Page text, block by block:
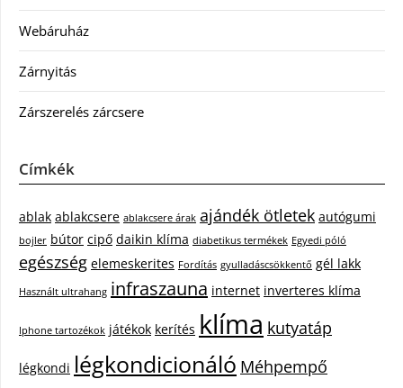
Webáruház
Zárnyitás
Zárszerelés zárcsere
Címkék
ablak ablakcsere ablakcsere árak ajándék ötletek autógumi
bojler bútor cipő daikin klíma diabetikus termékek Egyedi póló
egészség elemeskerites Fordítás gyulladáscsökkentő gél lakk
Használt ultrahang infraszauna internet inverteres klíma
Iphone tartozékok játékok kerítés klíma kutyatáp
légkondi légkondicionáló Méhpempő